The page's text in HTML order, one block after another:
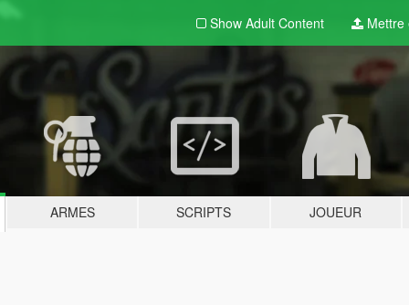
Show Adult Content Mettre
ARMES SCRIPTS JOUEUR